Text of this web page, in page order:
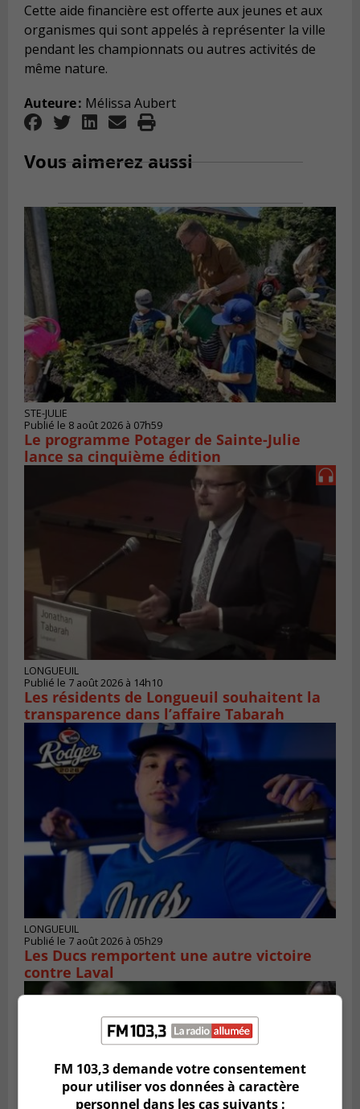
Cette aide financière est offerte aux jeunes et aux
organismes qui sont appelés à représenter la ville
pendant les championnats ou autres activités de
même nature.
Auteure: Mélissa Aubert
Vous aimerez aussi
STE-JULIE
Publié le 8 août 2026 à 07h59
Le programme Potager de Sainte-Julie
lance sa cinquième édition
LONGUEUIL
Publié le 7 août 2026 à 14h10
Les résidents de Longueuil souhaitent la
transparence dans l’affaire Tabarah
LONGUEUIL
Publié le 7 août 2026 à 05h29
Les Ducs remportent une autre victoire
contre Laval
FM 103,3 demande votre consentement
pour utiliser vos données à caractère
personnel dans les cas suivants :